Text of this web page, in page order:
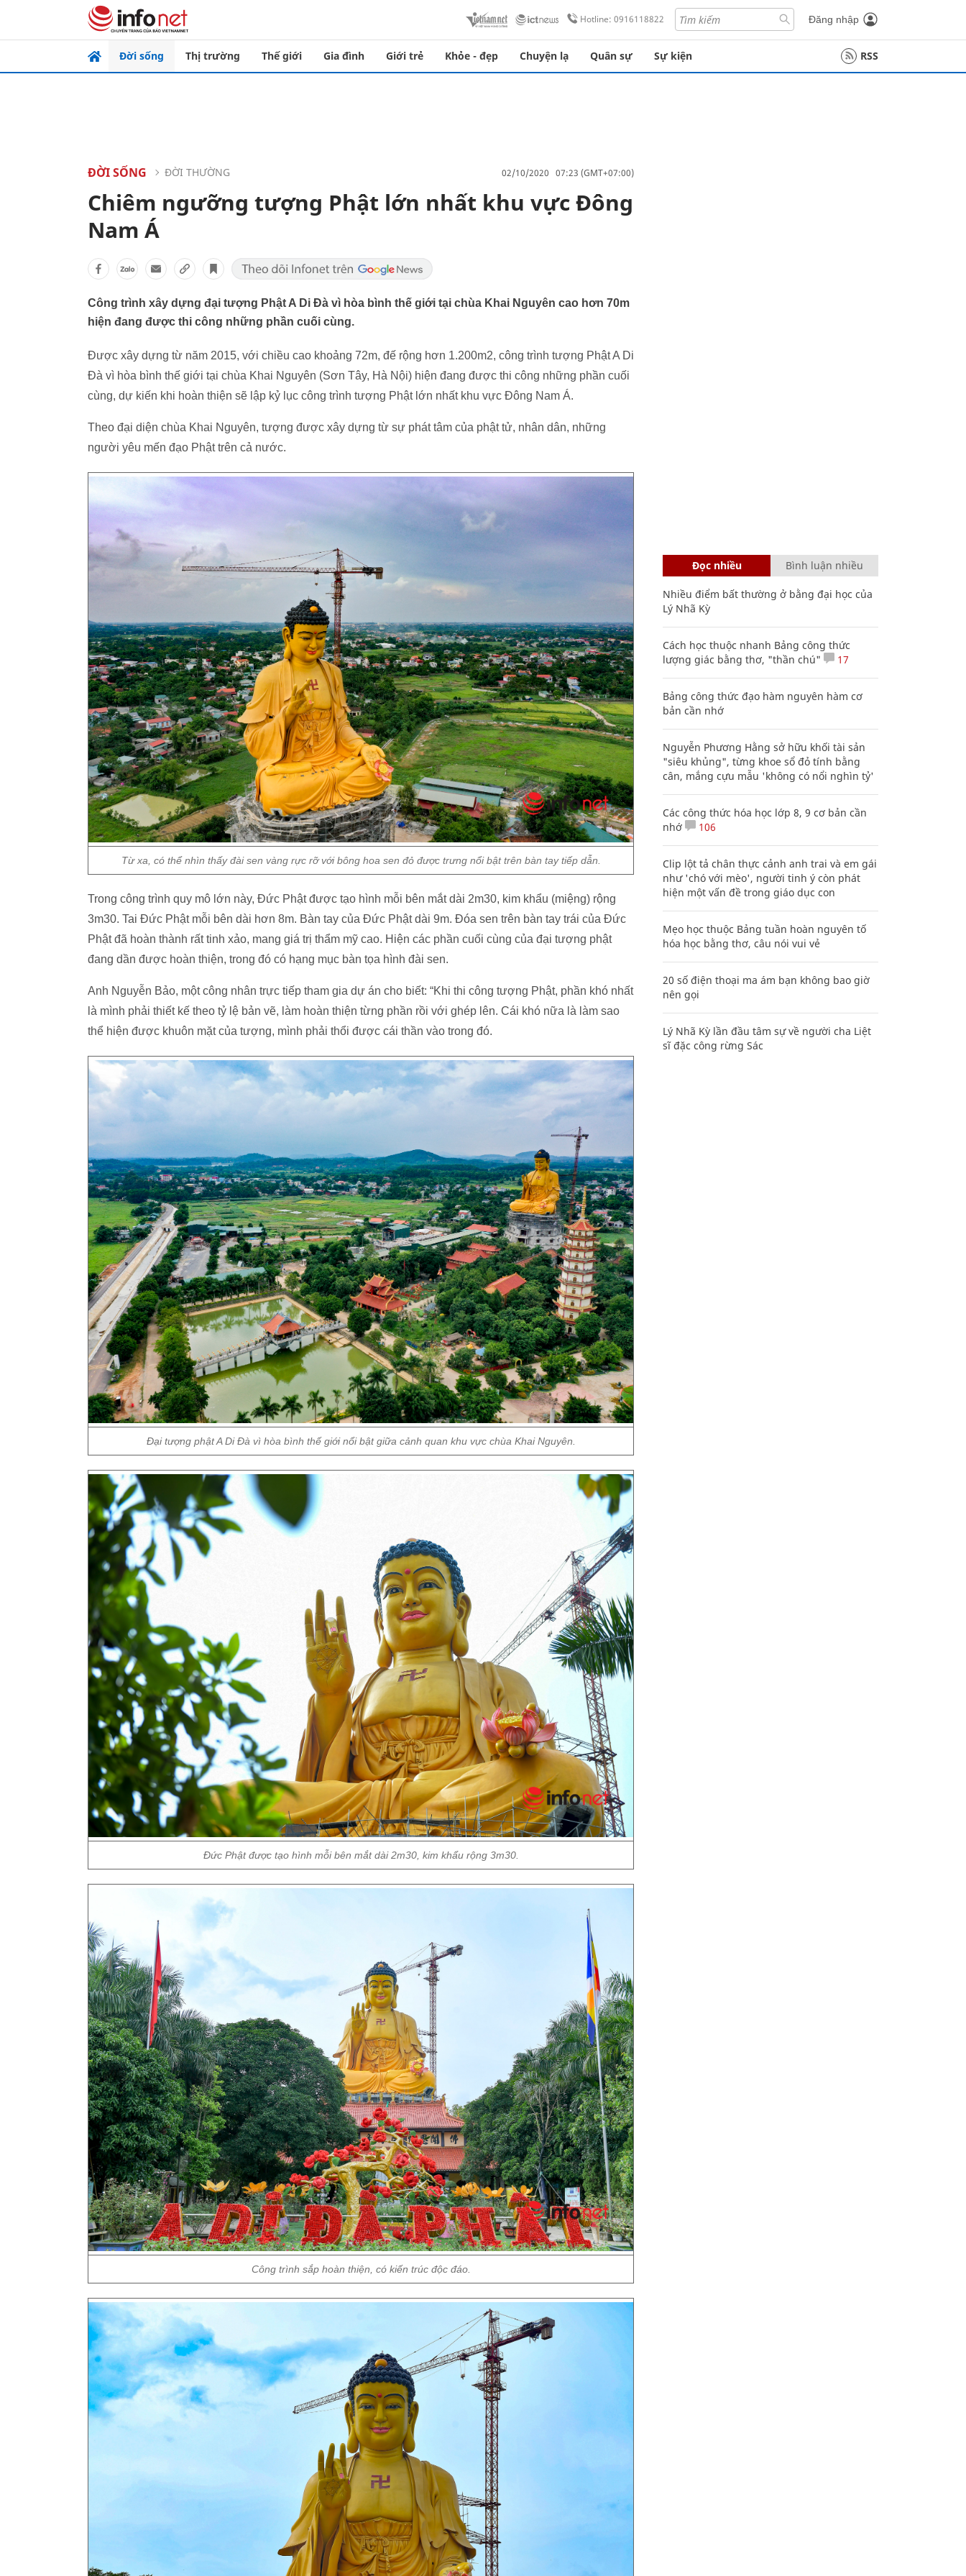
Hotline: 0916118822 Đăng nhập
Đời sống Thị trường Thế giới Gia đình Giới trẻ Khỏe - đẹp Chuyện lạ Quân sự Sự kiện RSS
ĐỜI SỐNG ĐỜI THƯỜNG 02/10/2020 07:23 (GMT+07:00)
Chiêm ngưỡng tượng Phật lớn nhất khu vực Đông
Nam Á
Công trình xây dựng đại tượng Phật A Di Đà vì hòa bình thế giới tại chùa Khai Nguyên cao hơn 70m
hiện đang được thi công những phần cuối cùng.
Được xây dựng từ năm 2015, với chiều cao khoảng 72m, đế rộng hơn 1.200m2, công trình tượng Phật A Di
Đà vì hòa bình thế giới tại chùa Khai Nguyên (Sơn Tây, Hà Nội) hiện đang được thi công những phần cuối
cùng, dự kiến khi hoàn thiện sẽ lập kỷ lục công trình tượng Phật lớn nhất khu vực Đông Nam Á.
Theo đại diện chùa Khai Nguyên, tượng được xây dựng từ sự phát tâm của phật tử, nhân dân, những
người yêu mến đạo Phật trên cả nước.
Từ xa, có thể nhìn thấy đài sen vàng rực rỡ với bông hoa sen đỏ được trưng nổi bật trên bàn tay tiếp dẫn.
Trong công trình quy mô lớn này, Đức Phật được tạo hình mỗi bên mắt dài 2m30, kim khẩu (miệng) rộng
3m30. Tai Đức Phật mỗi bên dài hơn 8m. Bàn tay của Đức Phật dài 9m. Đóa sen trên bàn tay trái của Đức
Phật đã hoàn thành rất tinh xảo, mang giá trị thẩm mỹ cao. Hiện các phần cuối cùng của đại tượng phật
đang dần được hoàn thiện, trong đó có hạng mục bàn tọa hình đài sen.
Anh Nguyễn Bảo, một công nhân trực tiếp tham gia dự án cho biết: “Khi thi công tượng Phật, phần khó nhất
là mình phải thiết kế theo tỷ lệ bản vẽ, làm hoàn thiện từng phần rồi với ghép lên. Cái khó nữa là làm sao
thể hiện được khuôn mặt của tượng, mình phải thổi được cái thần vào trong đó.
Đại tượng phật A Di Đà vì hòa bình thế giới nổi bật giữa cảnh quan khu vực chùa Khai Nguyên.
Đức Phật được tạo hình mỗi bên mắt dài 2m30, kim khẩu rộng 3m30.
Công trình sắp hoàn thiện, có kiến trúc độc đáo.
Đọc nhiều Bình luận nhiều
Nhiều điểm bất thường ở bằng đại học của
Lý Nhã Kỳ
Cách học thuộc nhanh Bảng công thức
lượng giác bằng thơ, "thần chú"
17
Bảng công thức đạo hàm nguyên hàm cơ
bản cần nhớ
Nguyễn Phương Hằng sở hữu khối tài sản
"siêu khủng", từng khoe sổ đỏ tính bằng
cân, mắng cựu mẫu 'không có nổi nghìn tỷ'
Các công thức hóa học lớp 8, 9 cơ bản cần
nhớ
106
Clip lột tả chân thực cảnh anh trai và em gái
như 'chó với mèo', người tinh ý còn phát
hiện một vấn đề trong giáo dục con
Mẹo học thuộc Bảng tuần hoàn nguyên tố
hóa học bằng thơ, câu nói vui vẻ
20 số điện thoại ma ám bạn không bao giờ
nên gọi
Lý Nhã Kỳ lần đầu tâm sự về người cha Liệt
sĩ đặc công rừng Sác